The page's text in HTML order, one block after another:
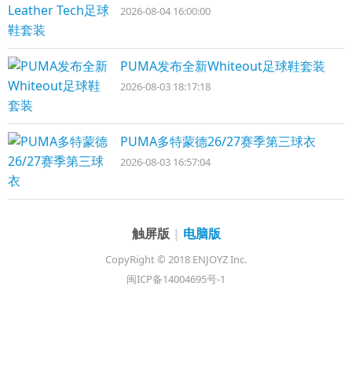
2026-08-04 16:00:00
PUMA发布全新Whiteout足球鞋套装
2026-08-03 18:17:18
PUMA多特蒙德26/27赛季第三球衣
2026-08-03 16:57:04
触屏版 | 电脑版
CopyRight © 2018 ENJOYZ Inc.
闽ICP备14004695号-1